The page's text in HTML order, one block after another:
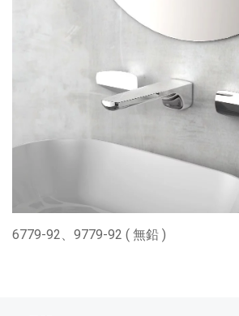
6779-92、9779-92 ( 無鉛 )